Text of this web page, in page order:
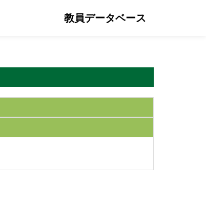
教員データベース